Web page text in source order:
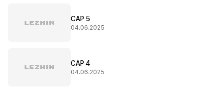
CAP 5
04.06.2025
CAP 4
04.06.2025